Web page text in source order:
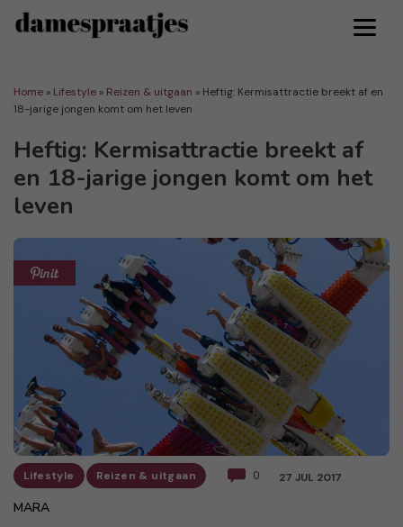
Home » Lifestyle » Reizen & uitgaan » Heftig: Kermisattractie breekt af en
18-jarige jongen komt om het leven
Heftig: Kermisattractie breekt af
en 18-jarige jongen komt om het
leven
Lifestyle Reizen & uitgaan 0 27 JUL 2017
MARA